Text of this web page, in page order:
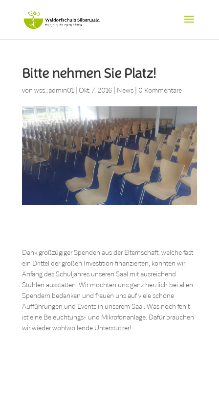
Bitte nehmen Sie Platz!
von wss_admin01| Okt. 7, 2016| News| 0 Kommentare
Dank großzügiger Spenden aus der Elternschaft, welche fast
ein Drittel der großen Investition finanzierten, konnten wir
Anfang des Schuljahres unseren Saal mit ausreichend
Stühlen ausstatten. Wir möchten uns ganz herzlich bei allen
Spendern bedanken und freuen uns auf viele schöne
Aufführungen und Events in unserem Saal. Was noch fehlt
ist eine Beleuchtungs- und Mikrofonanlage. Dafür brauchen
wir wieder wohlwollende Unterstützer!